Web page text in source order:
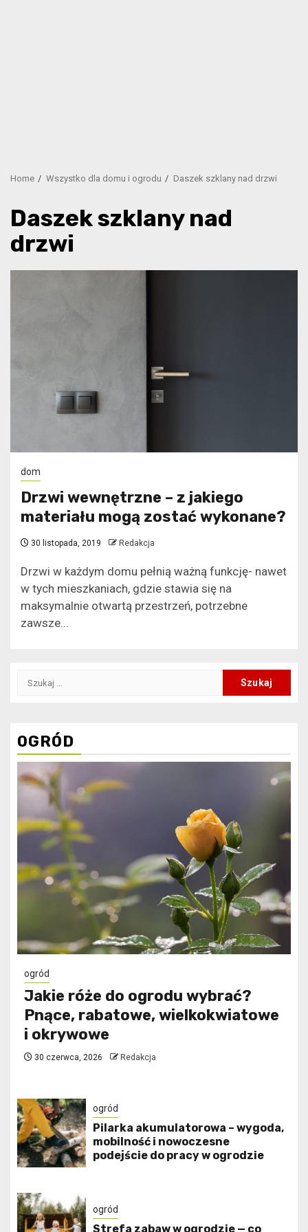
Home Wszystko dla domu i ogrodu Daszek szklany nad drzwi
Daszek szklany nad
drzwi
dom
Drzwi wewnętrzne – z jakiego
materiału mogą zostać wykonane?
30 listopada, 2019 Redakcja
Drzwi w każdym domu pełnią ważną funkcję- nawet
w tych mieszkaniach, gdzie stawia się na
maksymalnie otwartą przestrzeń, potrzebne
zawsze...
Szukaj:
OGRÓD
ogród
Jakie róże do ogrodu wybrać?
Pnące, rabatowe, wielkokwiatowe
i okrywowe
30 czerwca, 2026 Redakcja
ogród
Pilarka akumulatorowa – wygoda,
mobilność i nowoczesne
podejście do pracy w ogrodzie
ogród
Strefa zabaw w ogrodzie — co